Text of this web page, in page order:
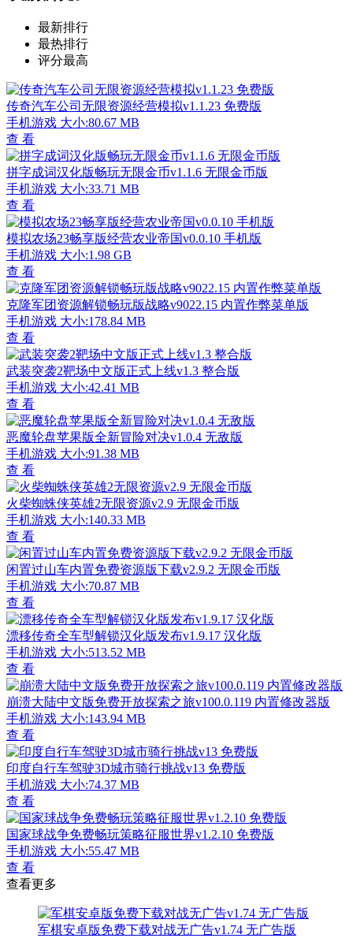
最新排行
最热排行
评分最高
传奇汽车公司无限资源经营模拟v1.1.23 免费版
手机游戏 大小:80.67 MB
查 看
拼字成词汉化版畅玩无限金币v1.1.6 无限金币版
手机游戏 大小:33.71 MB
查 看
模拟农场23畅享版经营农业帝国v0.0.10 手机版
手机游戏 大小:1.98 GB
查 看
克隆军团资源解锁畅玩版战略v9022.15 内置作弊菜单版
手机游戏 大小:178.84 MB
查 看
武装突袭2靶场中文版正式上线v1.3 整合版
手机游戏 大小:42.41 MB
查 看
恶魔轮盘苹果版全新冒险对决v1.0.4 无敌版
手机游戏 大小:91.38 MB
查 看
火柴蜘蛛侠英雄2无限资源v2.9 无限金币版
手机游戏 大小:140.33 MB
查 看
闲置过山车内置免费资源版下载v2.9.2 无限金币版
手机游戏 大小:70.87 MB
查 看
漂移传奇全车型解锁汉化版发布v1.9.17 汉化版
手机游戏 大小:513.52 MB
查 看
崩溃大陆中文版免费开放探索之旅v100.0.119 内置修改器版
手机游戏 大小:143.94 MB
查 看
印度自行车驾驶3D城市骑行挑战v13 免费版
手机游戏 大小:74.37 MB
查 看
国家球战争免费畅玩策略征服世界v1.2.10 免费版
手机游戏 大小:55.47 MB
查 看
查看更多
军棋安卓版免费下载对战无广告v1.74 无广告版